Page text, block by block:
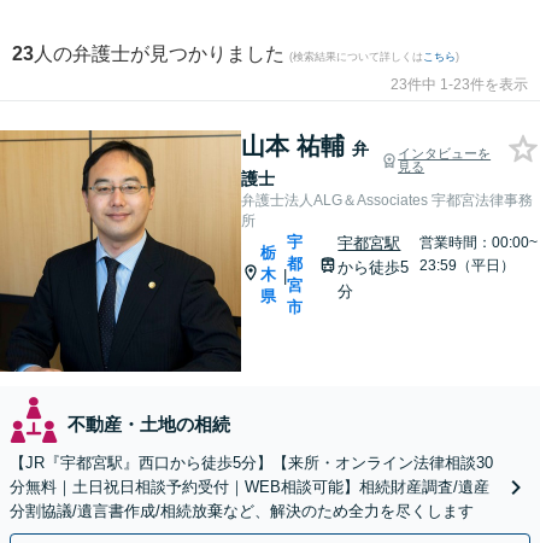
23 人の弁護士が見つかりました (検索結果について詳しくは こちら)
23件中 1-23件を表示
山本 祐輔 弁
護士
インタビューを
見る
弁護士法人ALG＆Associates 宇都宮法律事務
所
栃
木
県
|
宇
都
宮
市
宇都宮駅
から徒歩5
分
営業時間：00:00~
23:59（平日）
不動産・土地の相続
【JR『宇都宮駅』西口から徒歩5分】【来所・オンライン法律相談30
分無料｜土日祝日相談予約受付｜WEB相談可能】相続財産調査/遺産
分割協議/遺言書作成/相続放棄など、解決のため全力を尽くします